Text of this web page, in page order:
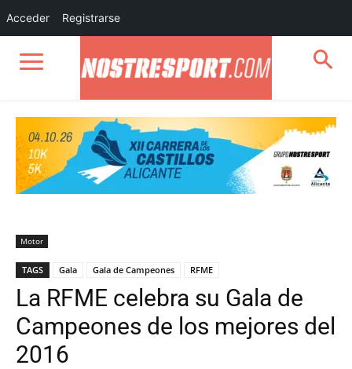
Motor
TAGS Gala Gala de Campeones RFME
La RFME celebra su Gala de
Campeones de los mejores del
2016
Acceder Registrarse